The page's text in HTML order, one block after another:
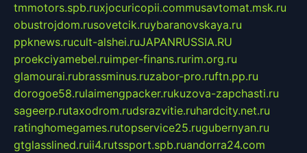
tmmotors.spb.ruxjocuricopii.commusavtomat.msk.ru
obustrojdom.rusovetcik.ruybaranovskaya.ru
ppknews.rucult-alshei.ruJAPANRUSSIA.RU
proekciyamebel.ruimper-finans.rurim.org.ru
glamourai.rubrassminus.ruzabor-pro.ruftn.pp.ru
dorogoe58.rulaimengpacker.rukuzova-zapchasti.ru
sageerp.rutaxodrom.rudsrazvitie.ruhardcity.net.ru
ratinghomegames.rutopservice25.rugubernyan.ru
gtglasslined.ruii4.rutssport.spb.ruandorra24.com